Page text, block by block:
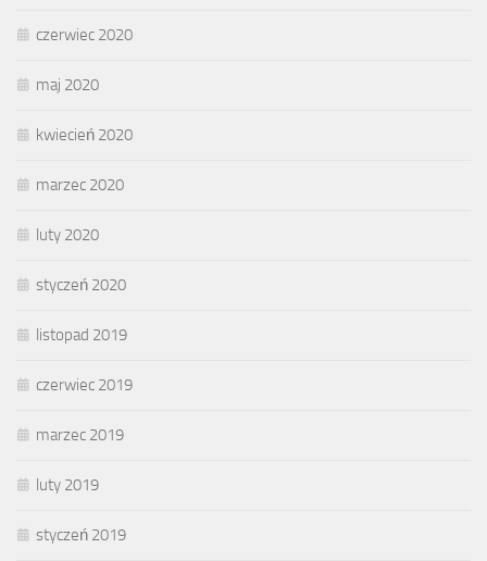
czerwiec 2020
maj 2020
kwiecień 2020
marzec 2020
luty 2020
styczeń 2020
listopad 2019
czerwiec 2019
marzec 2019
luty 2019
styczeń 2019